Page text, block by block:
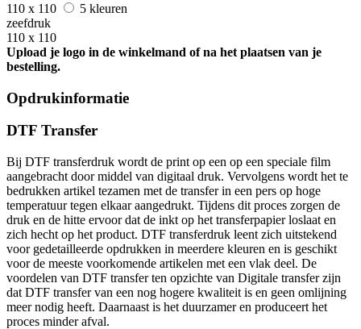
110 x 110
5 kleuren
zeefdruk
110 x 110
Upload je logo in de winkelmand of na het plaatsen van je
bestelling.
Opdrukinformatie
DTF Transfer
Bij DTF transferdruk wordt de print op een op een speciale film
aangebracht door middel van digitaal druk. Vervolgens wordt het te
bedrukken artikel tezamen met de transfer in een pers op hoge
temperatuur tegen elkaar aangedrukt. Tijdens dit proces zorgen de
druk en de hitte ervoor dat de inkt op het transferpapier loslaat en
zich hecht op het product. DTF transferdruk leent zich uitstekend
voor gedetailleerde opdrukken in meerdere kleuren en is geschikt
voor de meeste voorkomende artikelen met een vlak deel. De
voordelen van DTF transfer ten opzichte van Digitale transfer zijn
dat DTF transfer van een nog hogere kwaliteit is en geen omlijning
meer nodig heeft. Daarnaast is het duurzamer en produceert het
proces minder afval.